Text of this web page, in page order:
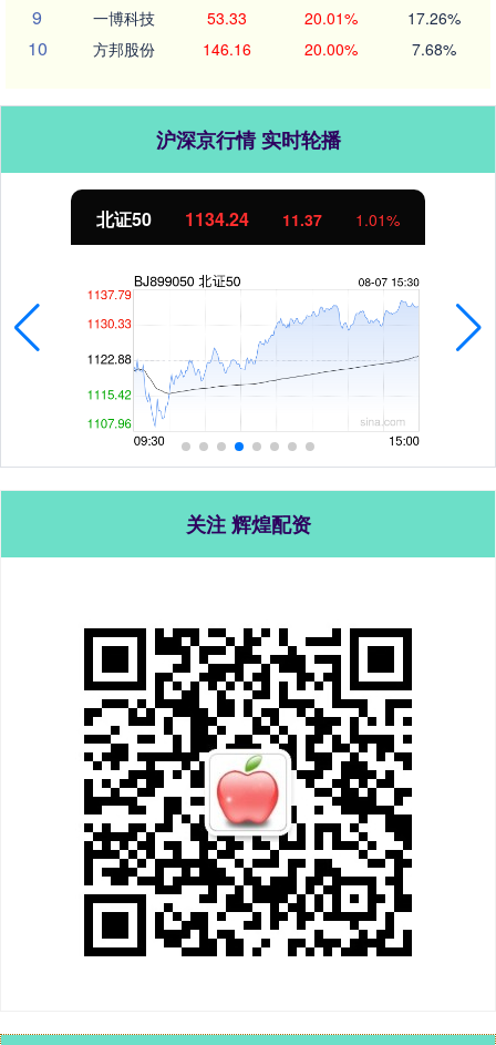
9 一博科技 53.33 20.01% 17.26%
10 方邦股份 146.16 20.00% 7.68%
沪深京行情 实时轮播
北证50 1134.24 11.37 1.01%
关注 辉煌配资